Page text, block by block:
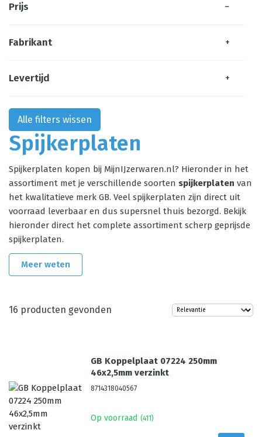
Spijkerplaten
Spijkerplaten kopen bij MijnIJzerwaren.nl? Hieronder in het
assortiment met je verschillende soorten spijkerplaten van
het kwalitatieve merk GB. Veel spijkerplaten zijn direct uit
voorraad leverbaar en dus supersnel thuis bezorgd. Bekijk
hieronder direct het complete assortiment scherp geprijsde
spijkerplaten.
Meer weten
16 producten gevonden
GB Koppelplaat 07224 250mm
46x2,5mm verzinkt
8714318040567
Op voorraad (411 )
Prijs −
Fabrikant +
Levertijd +
Alle filters wissen